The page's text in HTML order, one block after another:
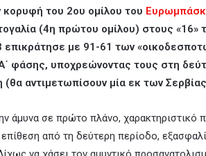
κορυφή του 2ου ομίλου του
(4η πρώτου ομίλου) στους
επικράτησε με 91-61 των
φάσης, υποχρεώνοντας τους στη
(θα αντιμετωπίσουν μία εκ των
άμυνα σε πρώτο πλάνο, χαρακτηριστικό
από τη δεύτερη περίοδο,